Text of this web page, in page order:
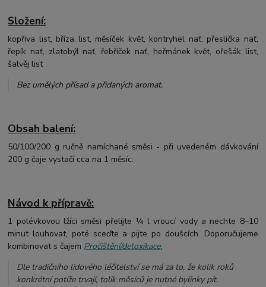
Složení:
kopřiva list, bříza list, měsíček květ, kontryhel nať, přeslička nať,
řepík nať, zlatobýl nať, řebříček nať, heřmánek květ, ořešák list,
šalvěj list
Bez umělých přísad a přidaných aromat.
Obsah balení:
50/100/200 g ručně namíchané směsi - při uvedeném dávkování
200 g čaje vystačí cca na 1 měsíc.
Návod k přípravě:
1 polévkovou lžíci směsi přelijte ¼ l vroucí vody a nechte 8–10
minut louhovat, poté sceďte a pijte po doušcích. Doporučujeme
kombinovat s čajem Pročištění/detoxikace.
Dle tradičního lidového léčitelství se má za to, že kolik roků
konkrétní potíže trvají, tolik měsíců je nutné bylinky pít.